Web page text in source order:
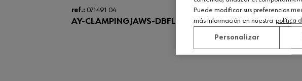
ref.: 071491 04
AY-CLAMPINGJAWS-DBFLG-4,75MM
Puede modificar sus preferencias
más información en nuestra política
Personalizar